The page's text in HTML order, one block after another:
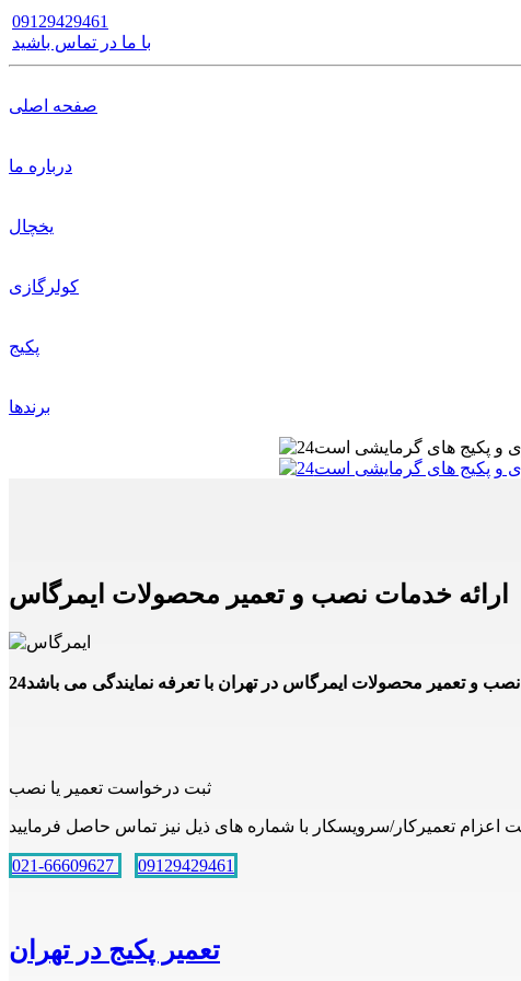
09129429461
با ما در تماس باشید
صفحه اصلی
درباره ما
یخچال
کولرگازی
پکیج
برندها
ارائه خدمات نصب و تعمیر محصولات ایمرگاس
ثبت درخواست تعمیر یا نصب
021-66609627 09129429461
تعمیر پکیج در تهران